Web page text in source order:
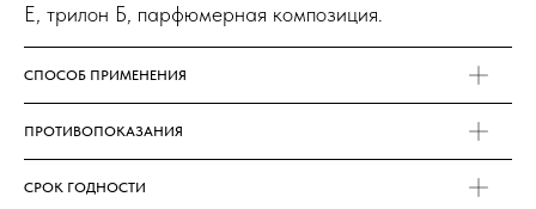
Е, трилон Б, парфюмерная композиция.
СПОСОБ ПРИМЕНЕНИЯ
ПРОТИВОПОКАЗАНИЯ
СРОК ГОДНОСТИ